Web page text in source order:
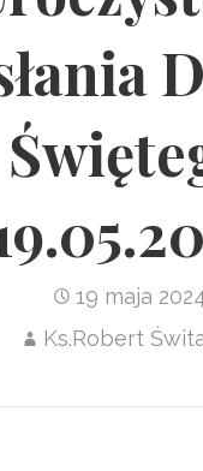
19 maja
Ks.Robert